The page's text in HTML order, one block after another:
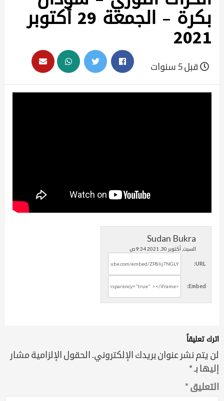
بكرة – الجمعة 29 أكتوبر
2021
قبل 5 سنوات
Sudan Bukra
السبت, أكتوبر 30, 2021 9:34ص
URL:
Embed:
اترك تعليقاً
لن يتم نشر عنوان بريدك الإلكتروني. الحقول الإلزامية مشار
إليها بـ*
التعليق *